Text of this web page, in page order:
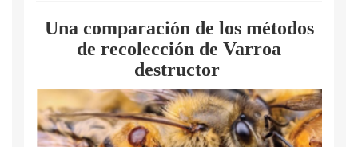
Una comparación de los métodos
de recolección de Varroa
destructor